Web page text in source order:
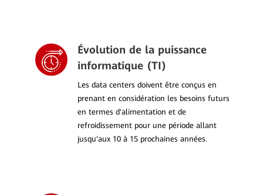
Évolution de la puissance
informatique (TI)
Les data centers doivent être conçus en
prenant en considération les besoins futurs
en termes d'alimentation et de
refroidissement pour une période allant
jusqu'aux 10 à 15 prochaines années.